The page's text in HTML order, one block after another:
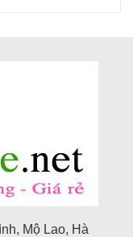
Mộ Lao, Hà